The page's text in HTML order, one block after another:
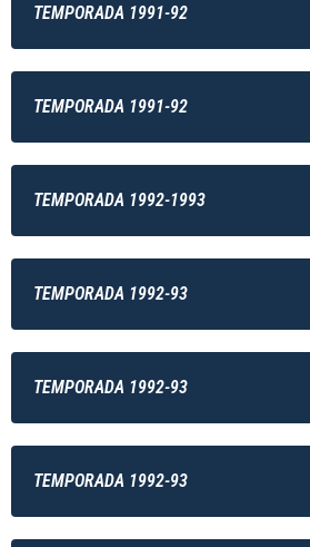
TEMPORADA 1991-92
TEMPORADA 1991-92
TEMPORADA 1992-1993
TEMPORADA 1992-93
TEMPORADA 1992-93
TEMPORADA 1992-93